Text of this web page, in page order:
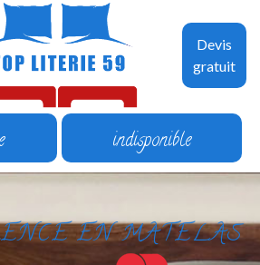
Devis
gratuit
indisponible
EN MATELAS